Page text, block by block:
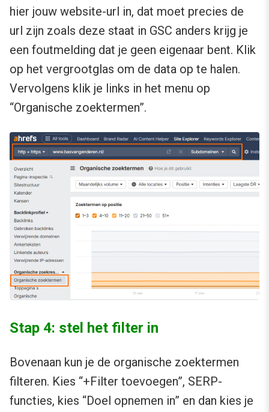
hier jouw website-url in, dat moet precies de
url zijn zoals deze staat in GSC anders krijg je
een foutmelding dat je geen eigenaar bent. Klik
op het vergrootglas om de data op te halen.
Vervolgens klik je links in het menu op
“Organische zoektermen”.
Stap 4: stel het filter in
Bovenaan kun je de organische zoektermen
filteren. Kies “+Filter toevoegen”, SERP-
functies, kies “Doel opnemen in” en dan kies je